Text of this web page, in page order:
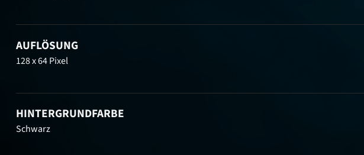
AUFLÖSUNG
128 x 64 Pixel
HINTERGRUNDFARBE
Schwarz